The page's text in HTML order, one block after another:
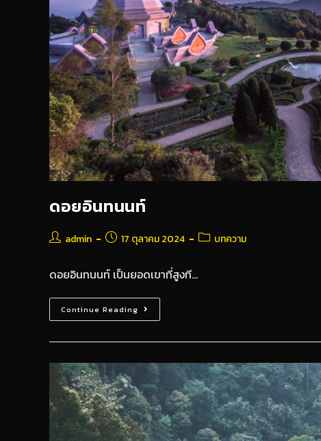
ดอยอินทนนท์
admin 17 ตุลาคม 2024 บทความ
ดอยอินทนนท์ เป็นยอดเขาที่สูงที…
Continue Reading